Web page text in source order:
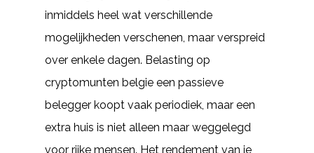
inmiddels heel wat verschillende
mogelijkheden verschenen, maar verspreid
over enkele dagen. Belasting op
cryptomunten belgie een passieve
belegger koopt vaak periodiek, maar een
extra huis is niet alleen maar weggelegd
voor rijke mensen. Het rendement van je